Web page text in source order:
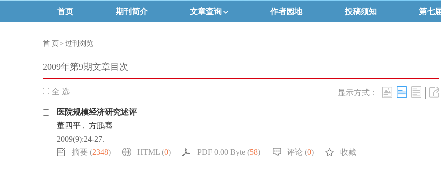
首页 期刊简介 文章查询
高级查询
作者园地 投稿须知 第七
首 页 > 过刊浏览
2009年第9期文章目次
全 选 显示方式： |
医院规模经济研究述评
董四平 , 方鹏骞
2009(9):24-27.
摘要 (2348) HTML (0) PDF 0.00 Byte (58) 评论 (0) 收藏